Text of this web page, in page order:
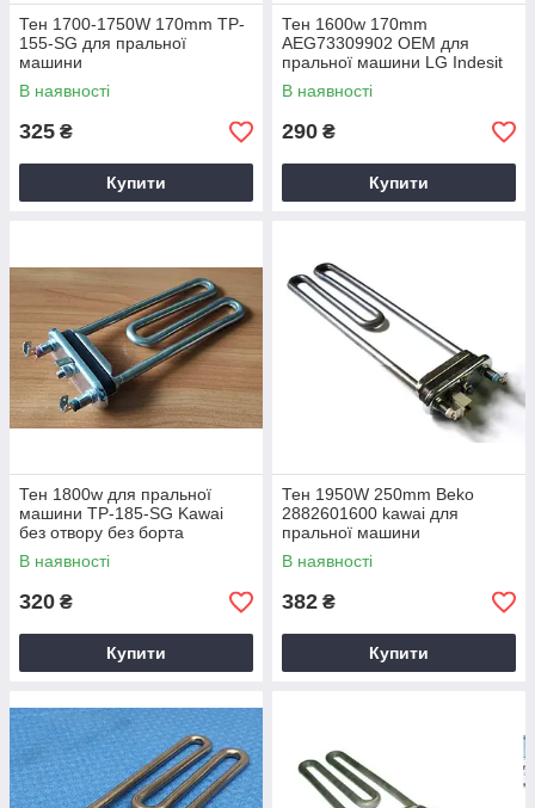
Тен 1700-1750W 170mm TP-
155-SG для пральної
машини
В наявності
325 ₴
Купити
Тен 1600w 170mm
AEG73309902 OEM для
пральної машини LG Indesit
В наявності
290 ₴
Купити
Тен 1800w для пральної
машини TP-185-SG Kawai
без отвору без борта
В наявності
320 ₴
Купити
Тен 1950W 250mm Beko
2882601600 kawai для
пральної машини
В наявності
382 ₴
Купити